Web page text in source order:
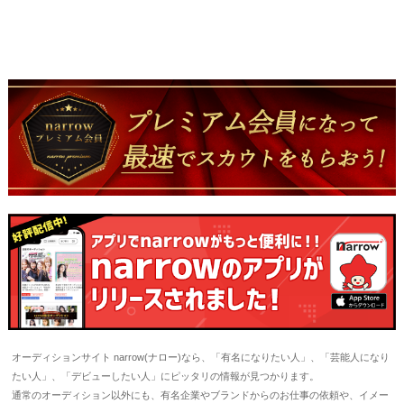
オーディションサイト narrow(ナロー)なら、「有名になりたい人」、「芸能人になり
たい人」、「デビューしたい人」にピッタリの情報が見つかります。
通常のオーディション以外にも、有名企業やブランドからのお仕事の依頼や、イメー